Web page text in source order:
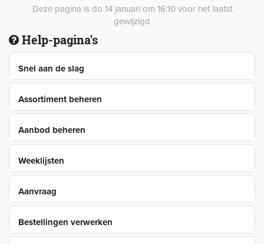
Deze pagina is do 14 januari om 16:10 voor het laatst
gewijzigd
Help-pagina's
Snel aan de slag
Assortiment beheren
Aanbod beheren
Weeklijsten
Aanvraag
Bestellingen verwerken